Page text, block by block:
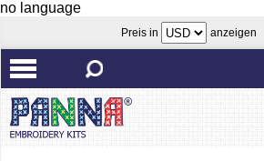
no language
Preis in